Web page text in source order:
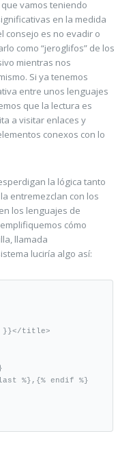
vamos teniendo
en la medida
consejo es no evadir o
como “jeroglifos” de los
mientras nos
Si ya tenemos
entre unos lenguajes
que la lectura es
a visitar enlaces y
conexos con lo
la lógica tanto
entremezclan con los
los lenguajes de
cómo
llamada
luciría algo así:
title>
%},{% endif %}